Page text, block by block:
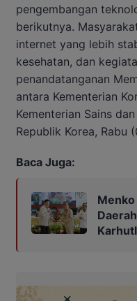
pengembangan
berikutnya.
internet yang lebih
kesehatan, dan
penandatanganan
antara Kementerian
Kementerian Sains
Republik Korea, Rabu
Baca Juga:
Menko